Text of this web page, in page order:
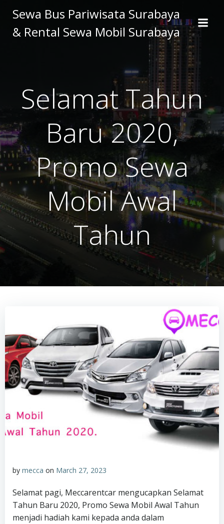
to
content
Sewa Bus Pariwisata Surabaya
& Rental Sewa Mobil Surabaya
Selamat Tahun
Baru 2020,
Promo Sewa
Mobil Awal
Tahun
by mecca on March 27, 2023
Selamat pagi, Meccarentcar mengucapkan Selamat
Tahun Baru 2020, Promo Sewa Mobil Awal Tahun
menjadi hadiah kami kepada anda dalam